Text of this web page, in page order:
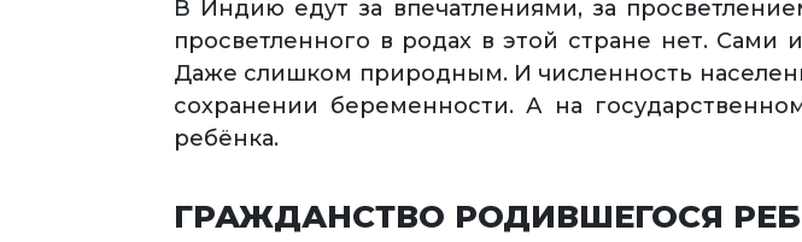
В Индию едут за впечатлениями, за
просветленного в родах в этой стране нет.
Даже слишком природным. И численность
сохранении беременности. А на
ребёнка.
ГРАЖДАНСТВО РОДИВШЕГОСЯ